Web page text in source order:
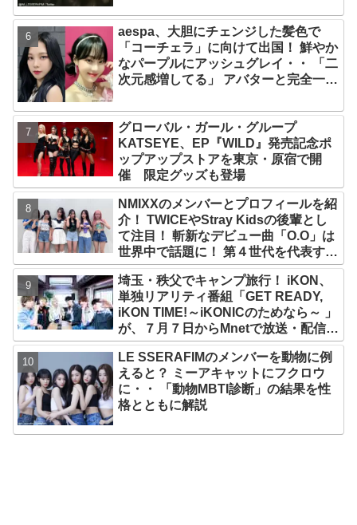
aespa、大胆にチェンジした髪色で
「コーチェラ」に向けて出国！ 鮮やか
なパープルにアッシュグレイ・・ 「二
次元感増してる」 アバターと完全一致
グローバル・ガール・グループ
KATSEYE、EP『WILD』発売記念ポ
ップアップストアを東京・原宿で開
催 限定グッズも登場
NMIXXのメンバーとプロフィールを紹
介！ TWICEやStray Kidsの後輩とし
て注目！ 斬新なデビュー曲「O.O」は
世界中で話題に！ 第４世代を代表する
美女ソリュンをはじめ、全員ビジュア
ルメンバーといわれるその魅力をチェ
ック
埼玉・秩父でキャンプ旅行！ iKON、
単独リアリティ番組「GET READY,
iKON TIME!～iKONICのためなら～ 」
が、７月７日からMnetで放送・配信ス
タート
LE SSERAFIMのメンバーを動物に例
えると？ ミーアキャットにフクロウ
に・・ 「動物MBTI診断」の結果を性
格とともに解説